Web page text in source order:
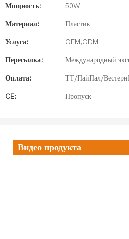
Мощность: 50W
Материал: Пластик
Услуга: OEM,ODM
Пересылка: Международный
Оплата: ТТ/ПайПал/
CE: Пропуск
Видео продукта